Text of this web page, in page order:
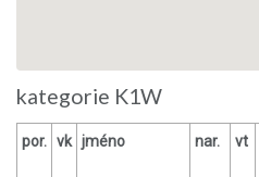
kategorie K1W
por. vk jméno nar. vt